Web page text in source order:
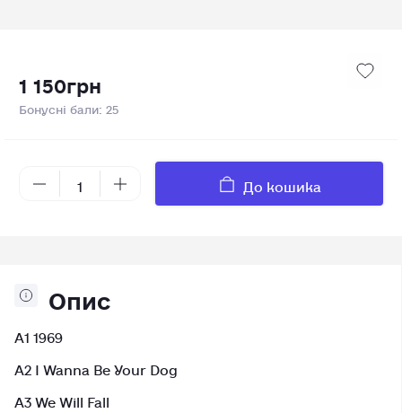
1 150грн
Бонусні бали: 25
До кошика
Опис
A1 1969
A2 I Wanna Be Your Dog
A3 We Will Fall